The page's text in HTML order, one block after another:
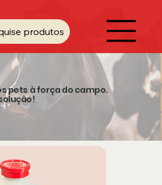
produtos
pets à força do campo.